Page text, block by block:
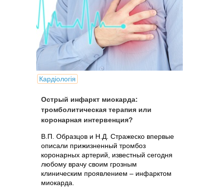
Кардіологія
Острый инфаркт миокарда:
тромболитическая терапия или
коронарная интервенция?
В.П. Образцов и Н.Д. Стражеско впервые
описали прижизненный тромбоз
коронарных артерий, известный сегодня
любому врачу своим грозным
клиническим проявлением – инфарктом
миокарда.